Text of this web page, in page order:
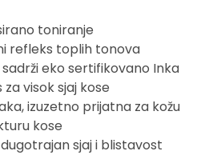
toniranje
refleks toplih tonova
eko sertifikovano Inka
visok sjaj kose
izuzetno prijatna za kožu
kose
sjaj i blistavost